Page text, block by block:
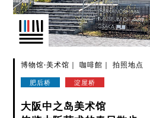
博物馆·美术馆 咖啡館
拍照地点
肥后桥
淀屋桥
大阪中之岛美术馆